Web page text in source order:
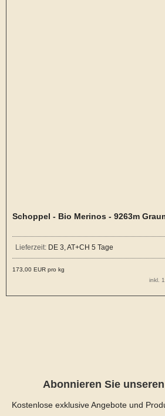
Schoppel - Bio Merinos - 9263m
Lieferzeit: DE 3, AT+CH 5 Tage
173,00 EUR pro kg
inkl.
Abonnieren Sie
Kostenlose exklusive Angebote und